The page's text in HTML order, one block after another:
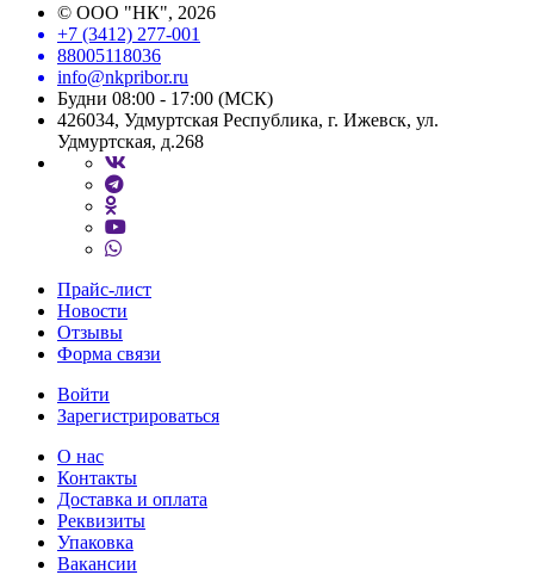
© ООО "НК", 2026
+7 (3412) 277-001
88005118036
info@nkpribor.ru
Будни 08:00 - 17:00 (МСК)
426034, Удмуртская Республика, г. Ижевск, ул.
Удмуртская, д.268
Прайс-лист
Новости
Отзывы
Форма связи
Войти
Зарегистрироваться
О нас
Контакты
Доставка и оплата
Реквизиты
Упаковка
Вакансии